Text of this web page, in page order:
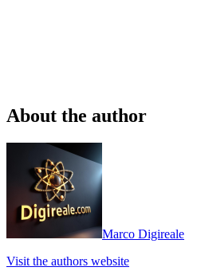
About the author
Marco Digireale
Visit the authors website